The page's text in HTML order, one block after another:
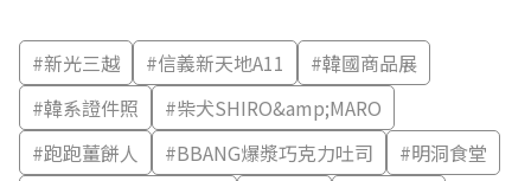
#新光三越 #信義新天地A11 #韓國商品展
#韓系證件照 #柴犬SHIRO&amp;MARO
#跑跑薑餅人 #BBANG爆漿巧克力吐司 #明洞食堂